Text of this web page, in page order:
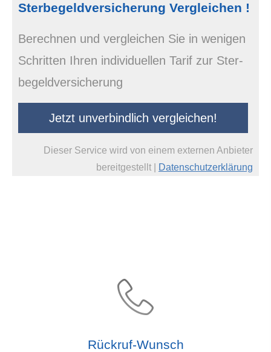
Ster­be­geldversicherung Vergleichen !
Berechnen und ver­gleichen Sie in wenigen
Schritten Ihren individuellen Tarif zur Ster­
be­geldversicherung
Jetzt unverbindlich ver­gleichen!
Dieser Service wird von einem externen Anbieter
bereitgestellt |
Datenschutzerklärung
Rück­ruf-Wunsch